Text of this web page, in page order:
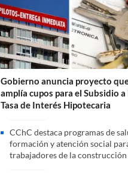
Gobierno anuncia proyecto
amplía cupos para el Subsidio a
Tasa de Interés Hipotecaria
CChC destaca programas de
formación y atención social
trabajadores de la construcción